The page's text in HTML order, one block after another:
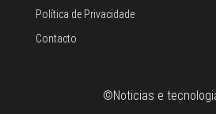
Política de Privacidade
Contacto
©Noticias e